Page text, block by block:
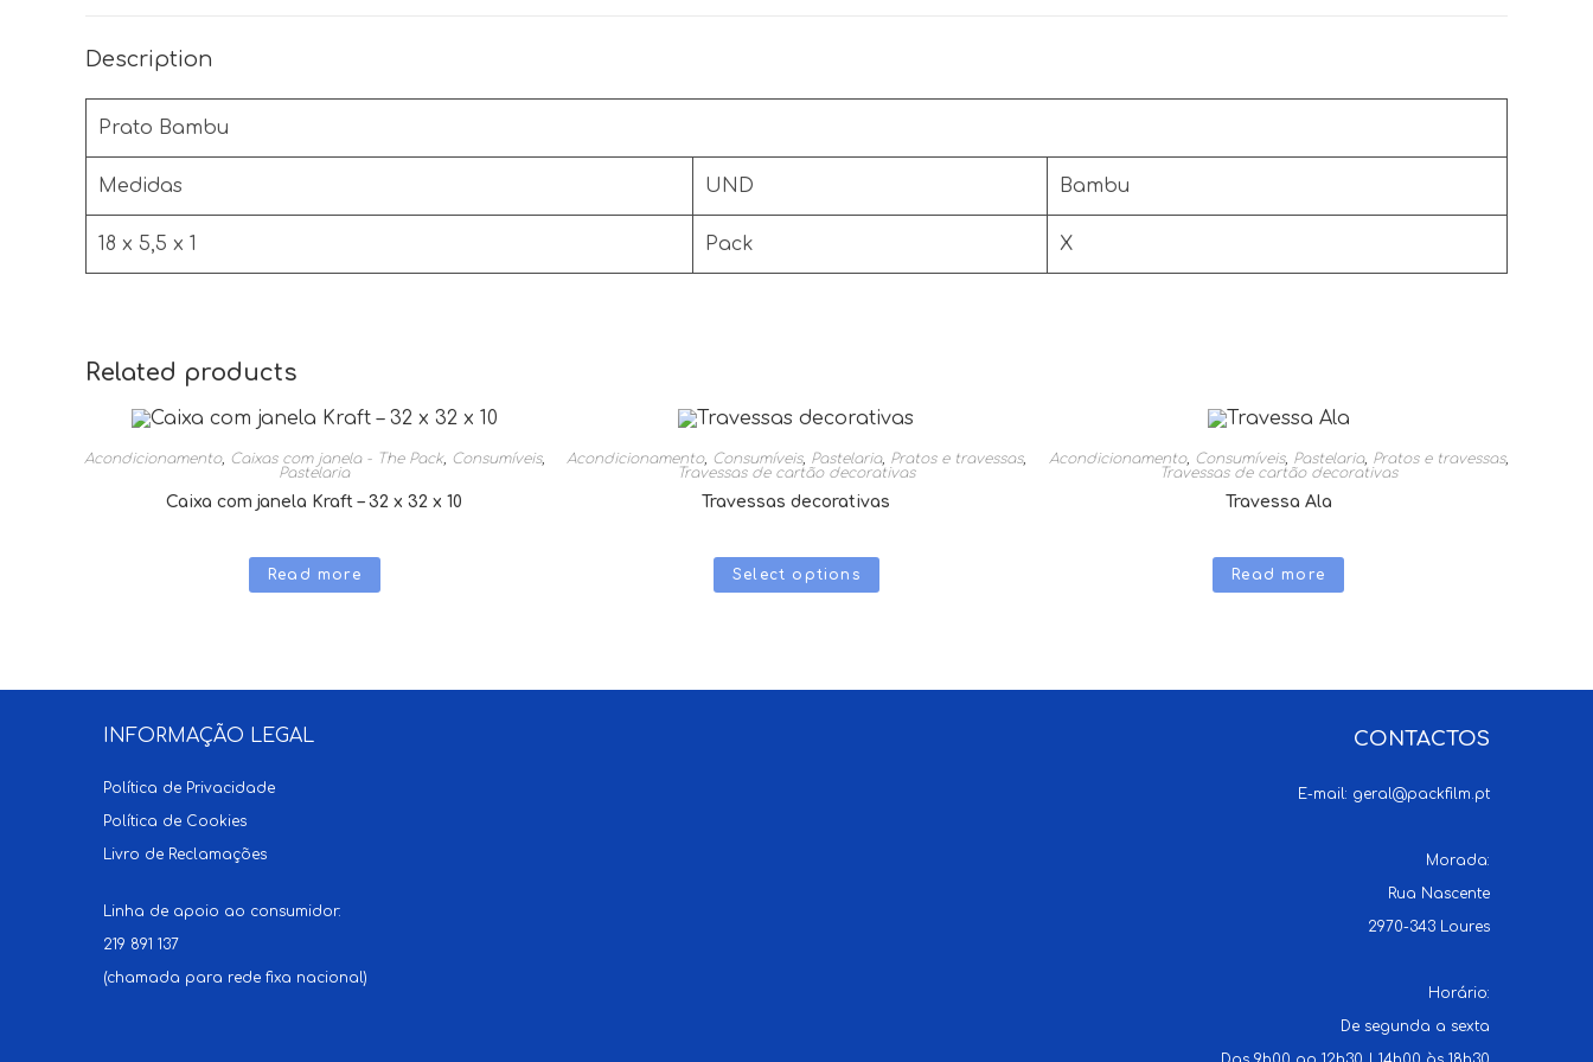
Description
Prato Bambu
Medidas UND Bambu
18 x 5,5 x 1 Pack X
Related products
Acondicionamento, Caixas com janela - The Pack, Consumíveis,
Pastelaria
Caixa com janela Kraft – 32 x 32 x 10
Read more
Acondicionamento, Consumíveis, Pastelaria, Pratos e travessas,
Travessas de cartão decorativas
Travessas decorativas
Select options
Acondicionamento, Consumíveis, Pastelaria, Pratos e travessas,
Travessas de cartão decorativas
Travessa Ala
Read more
INFORMAÇÃO LEGAL
Política de Privacidade
Política de Cookies
Livro de Reclamações
Linha de apoio ao consumidor:
219 891 137
(chamada para rede fixa nacional)
CONTACTOS
E-mail: geral@packfilm.pt
Morada:
Rua Nascente
2970-343 Loures
Horário:
De segunda a sexta